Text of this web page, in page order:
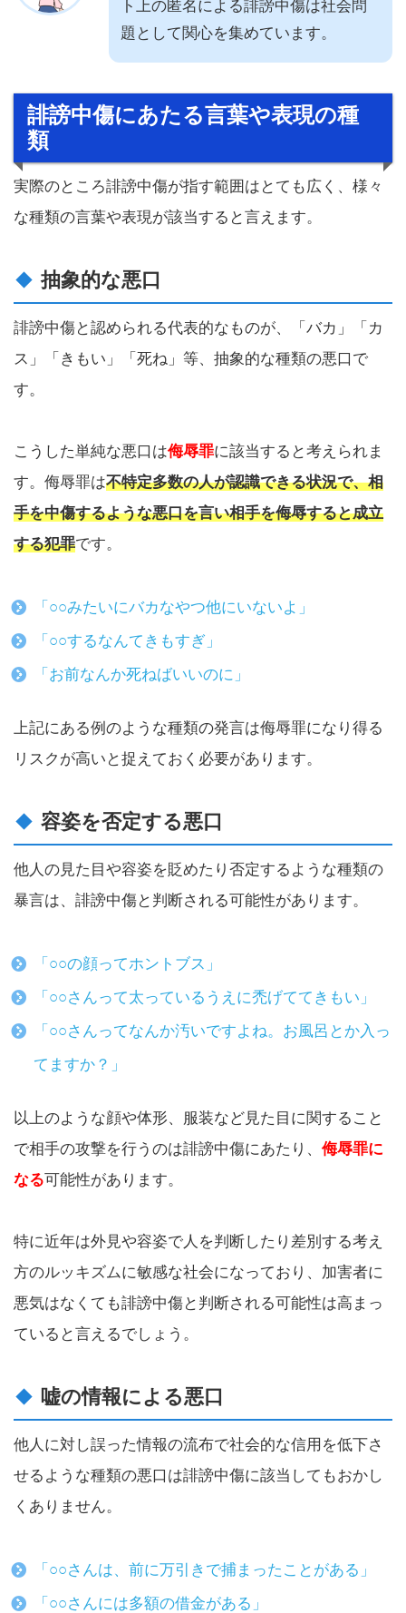
ト上の匿名による誹謗中傷は社会問
題として関心を集めています。
誹謗中傷にあたる言葉や表現の種
類
実際のところ誹謗中傷が指す範囲はとても広く、様々
な種類の言葉や表現が該当すると言えます。
抽象的な悪口
誹謗中傷と認められる代表的なものが、「バカ」「カ
ス」「きもい」「死ね」等、抽象的な種類の悪口で
す。
こうした単純な悪口は侮辱罪に該当すると考えられま
す。侮辱罪は不特定多数の人が認識できる状況で、相
手を中傷するような悪口を言い相手を侮辱すると成立
する犯罪です。
「○○みたいにバカなやつ他にいないよ」
「○○するなんてきもすぎ」
「お前なんか死ねばいいのに」
上記にある例のような種類の発言は侮辱罪になり得る
リスクが高いと捉えておく必要があります。
容姿を否定する悪口
他人の見た目や容姿を貶めたり否定するような種類の
暴言は、誹謗中傷と判断される可能性があります。
「○○の顔ってホントブス」
「○○さんって太っているうえに禿げててきもい」
「○○さんってなんか汚いですよね。お風呂とか入っ
てますか？」
以上のような顔や体形、服装など見た目に関すること
で相手の攻撃を行うのは誹謗中傷にあたり、 侮辱罪に
なる可能性があります。
特に近年は外見や容姿で人を判断したり差別する考え
方のルッキズムに敏感な社会になっており、加害者に
悪気はなくても誹謗中傷と判断される可能性は高まっ
ていると言えるでしょう。
嘘の情報による悪口
他人に対し誤った情報の流布で社会的な信用を低下さ
せるような種類の悪口は誹謗中傷に該当してもおかし
くありません。
「○○さんは、前に万引きで捕まったことがある」
「○○さんには多額の借金がある」